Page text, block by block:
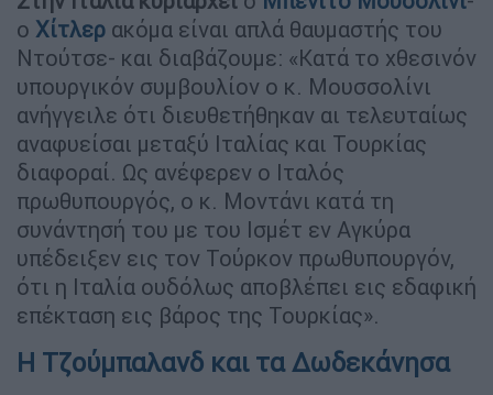
ο Χίτλερ ακόμα είναι απλά θαυμαστής του
Ντούτσε- και διαβάζουμε: «Κατά το χθεσινόν
υπουργικόν συμβουλίον ο κ. Μουσσολίνι
ανήγγειλε ότι διευθετήθηκαν αι τελευταίως
αναφυείσαι μεταξύ Ιταλίας και Τουρκίας
διαφοραί. Ως ανέφερεν ο Ιταλός
πρωθυπουργός, ο κ. Μοντάνι κατά τη
συνάντησή του με του Ισμέτ εν Αγκύρα
υπέδειξεν εις τον Τούρκον πρωθυπουργόν,
ότι η Ιταλία ουδόλως αποβλέπει εις εδαφική
επέκταση εις βάρος της Τουρκίας».
Η Τζούμπαλανδ και τα Δωδεκάνησα